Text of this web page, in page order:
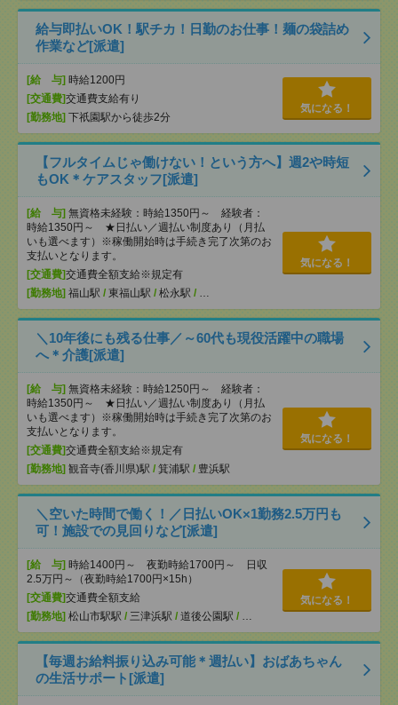
給与即払いOK！駅チカ！日勤のお仕事！麺の袋詰め
作業など[派遣]
[給 与] 時給1200円
[交通費]交通費支給有り
[勤務地] 下祇園駅から徒歩2分
気になる！
【フルタイムじゃ働けない！という方へ】週2や時短
もOK＊ケアスタッフ[派遣]
[給 与] 無資格未経験：時給1350円～ 経験者：
時給1350円～ ★日払い／週払い制度あり（月払
いも選べます）※稼働開始時は手続き完了次第のお
支払いとなります。
[交通費]交通費全額支給※規定有
[勤務地] 福山駅 / 東福山駅 / 松永駅 / …
気になる！
＼10年後にも残る仕事／～60代も現役活躍中の職場
へ＊介護[派遣]
[給 与] 無資格未経験：時給1250円～ 経験者：
時給1350円～ ★日払い／週払い制度あり（月払
いも選べます）※稼働開始時は手続き完了次第のお
支払いとなります。
[交通費]交通費全額支給※規定有
[勤務地] 観音寺(香川県)駅 / 箕浦駅 / 豊浜駅
気になる！
＼空いた時間で働く！／日払いOK×1勤務2.5万円も
可！施設での見回りなど[派遣]
[給 与] 時給1400円～ 夜勤時給1700円～ 日収
2.5万円～（夜勤時給1700円×15h）
[交通費]交通費全額支給
[勤務地] 松山市駅駅 / 三津浜駅 / 道後公園駅 / …
気になる！
【毎週お給料振り込み可能＊週払い】おばあちゃん
の生活サポート[派遣]